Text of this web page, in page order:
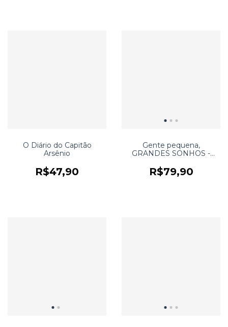
O Diário do Capitão
Arsênio
R$47,90
Gente pequena,
GRANDES SONHOS -
R$79,90